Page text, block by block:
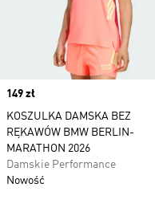
Price
149 zł
KOSZULKA DAMSKA BEZ
RĘKAWÓW BMW BERLIN-
MARATHON 2026
Damskie Performance
Nowość